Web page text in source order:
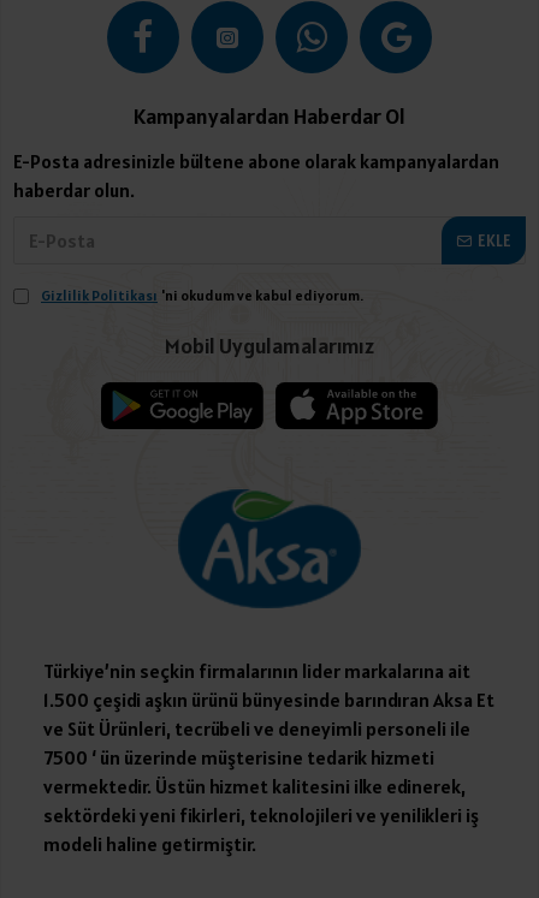
Kampanyalardan Haberdar Ol
E-Posta adresinizle bültene abone olarak kampanyalardan
haberdar olun.
EKLE
Gizlilik Politikası 'ni okudum ve kabul ediyorum.
Mobil Uygulamalarımız
Türkiye’nin seçkin firmalarının lider markalarına ait
1.500 çeşidi aşkın ürünü bünyesinde barındıran Aksa Et
ve Süt Ürünleri, tecrübeli ve deneyimli personeli ile
7500 ‘ ün üzerinde müşterisine tedarik hizmeti
vermektedir. Üstün hizmet kalitesini ilke edinerek,
sektördeki yeni fikirleri, teknolojileri ve yenilikleri iş
modeli haline getirmiştir.